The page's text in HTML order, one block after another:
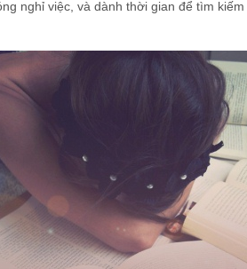
nghỉ việc, và dành thời gian để tìm